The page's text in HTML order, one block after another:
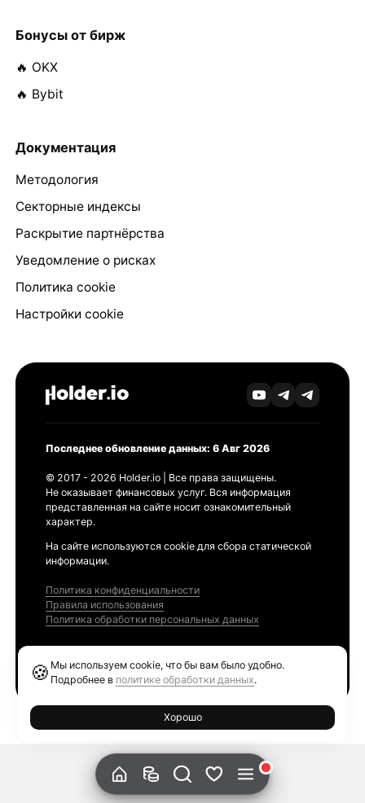
Бонусы от бирж
🔥 OKX
🔥 Bybit
Документация
Методология
Секторные индексы
Раскрытие партнёрства
Уведомление о рисках
Политика cookie
Настройки cookie
Последнее обновление данных: 6 Авг 2026
© 2017 - 2026 Holder.io | Все права защищены.
Не оказывает финансовых услуг. Вся информация
представленная на сайте носит ознакомительный
характер.
На сайте используются cookie для сбора статической
информации.
Политика конфиденциальности
Правила использования
Политика обработки персональных данных
🍪 Мы используем cookie, что бы вам было удобно.
Подробнее в политике обработки данных.
Хорошо
Ethereum GAS Tracker